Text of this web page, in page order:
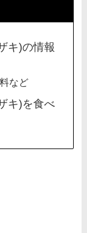
キ)の情報
など
キ)を食べ